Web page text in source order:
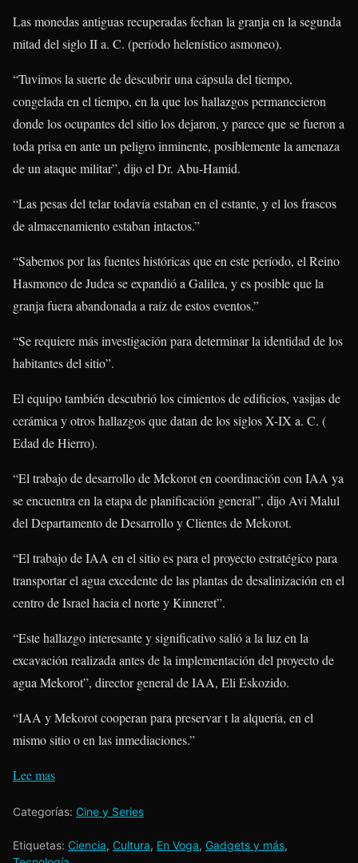
Las monedas antiguas recuperadas fechan la granja en la segunda
mitad del siglo II a. C. (período helenístico asmoneo).
“Tuvimos la suerte de descubrir una cápsula del tiempo,
congelada en el tiempo, en la que los hallazgos permanecieron
donde los ocupantes del sitio los dejaron, y parece que se fueron a
toda prisa en ante un peligro inminente, posiblemente la amenaza
de un ataque militar”, dijo el Dr. Abu-Hamid.
“Las pesas del telar todavía estaban en el estante, y el los frascos
de almacenamiento estaban intactos.”
“Sabemos por las fuentes históricas que en este período, el Reino
Hasmoneo de Judea se expandió a Galilea, y es posible que la
granja fuera abandonada a raíz de estos eventos.”
“Se requiere más investigación para determinar la identidad de los
habitantes del sitio”.
El equipo también descubrió los cimientos de edificios, vasijas de
cerámica y otros hallazgos que datan de los siglos X-IX a. C. (
Edad de Hierro).
“El trabajo de desarrollo de Mekorot en coordinación con IAA ya
se encuentra en la etapa de planificación general”, dijo Avi Malul
del Departamento de Desarrollo y Clientes de Mekorot.
“El trabajo de IAA en el sitio es para el proyecto estratégico para
transportar el agua excedente de las plantas de desalinización en el
centro de Israel hacia el norte y Kinneret”.
“Este hallazgo interesante y significativo salió a la luz en la
excavación realizada antes de la implementación del proyecto de
agua Mekorot”, director general de IAA, Eli Eskozido.
“IAA y Mekorot cooperan para preservar t la alquería, en el
mismo sitio o en las inmediaciones.”
Lee mas
Categorías: Cine y Series
Etiquetas: Ciencia, Cultura, En Voga, Gadgets y más,